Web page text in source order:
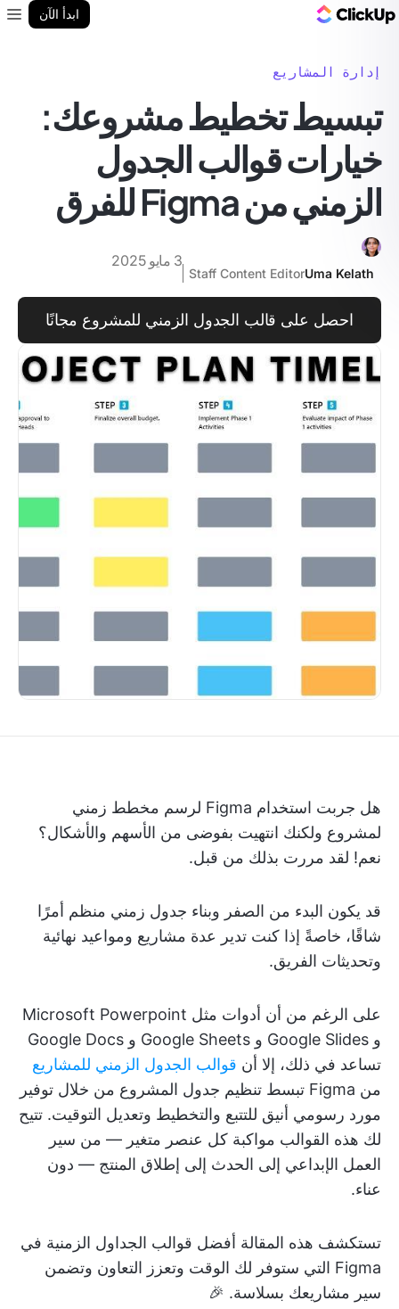
ابدأ الآن
إدارة المشاريع
تبسيط تخطيط مشروعك:
خيارات قوالب الجدول
الزمني من Figma للفرق
Uma Kelath
Staff Content Editor
3 مايو 2025
احصل على قالب الجدول الزمني للمشروع مجانًا
هل جربت استخدام Figma لرسم مخطط زمني
لمشروع ولكنك انتهيت بفوضى من الأسهم والأشكال؟
نعم! لقد مررت بذلك من قبل.
قد يكون البدء من الصفر وبناء جدول زمني منظم أمرًا
شاقًا، خاصةً إذا كنت تدير عدة مشاريع ومواعيد نهائية
وتحديثات الفريق.
على الرغم من أن أدوات مثل Microsoft Powerpoint
و Google Slides و Google Sheets و Google Docs
تساعد في ذلك، إلا أن قوالب الجدول الزمني للمشاريع
من Figma تبسط تنظيم جدول المشروع من خلال توفير
مورد رسومي أنيق للتتبع والتخطيط وتعديل التوقيت. تتيح
لك هذه القوالب مواكبة كل عنصر متغير — من سير
العمل الإبداعي إلى الحدث إلى إطلاق المنتج — دون
عناء.
تستكشف هذه المقالة أفضل قوالب الجداول الزمنية في
Figma التي ستوفر لك الوقت وتعزز التعاون وتضمن
سير مشاريعك بسلاسة. 🎉